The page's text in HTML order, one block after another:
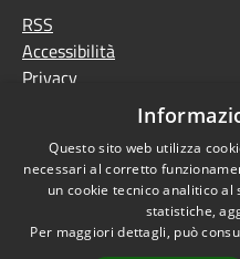
RSS
Accessibilità
Privacy
Questo sito web utilizza
necessari al corretto
un cookie tecnico analitico
statistiche,
Per maggiori dettagli, può